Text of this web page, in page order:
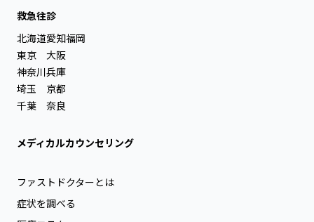
救急往診
北海道
東京
神奈川
埼玉
千葉
愛知
大阪
兵庫
京都
奈良
福岡
メディカルカウンセリング
ファストドクターとは
症状を調べる